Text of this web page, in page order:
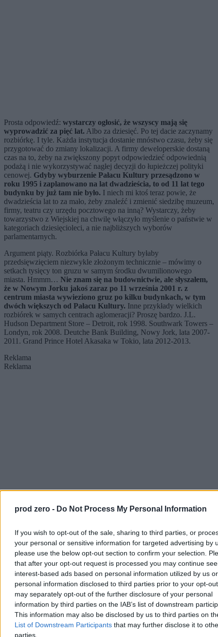
prod zero - Do Not Process My Personal Information
If you wish to opt-out of the sale, sharing to third parties, or
your personal or sensitive information for targeted advertising by
please use the below opt-out section to confirm your selection.
that after your opt-out request is processed you may continue
interest-based ads based on personal information utilized by us or
personal information disclosed to third parties prior to your opt-
may separately opt-out of the further disclosure of your personal
information by third parties on the IAB’s list of downstream
This information may also be disclosed by us to third parties on
List of Downstream Participants that may further disclose it to
parties.
Prosta odpowiedź: wystarczy ogłosić, że wszyscy mają się
wyprowadzić za pięć lat. Albo za dziesięć. Po tej dacie zaczynamy
rozbiórkę. I tyle. Każda instytucja dostanie mnóstwo czasu, żeby się
przygotować do zmiany lokalizacji. A firmy deweloperskie dostaną
czas na to, żeby na zwiększony popyt odpowiedzieć odpowiednią
podażą i nie wykorzystywać nagłej decyzji do łupieżczej polityki
cenowej. Gdyby wyburzenie Pałacu Kultury przesądzono w
roku 1995 i zaplanowano na lat dwadzieścia, to od 11 lat tego
budynku by już tam nie było. I niech mi ktoś teraz powie, że
dwadzieścia lat to za mało, żeby znaleźć i zmienić siedzibę muzeum,
firmy, teatru czy urzędu pocztowego na inną? Wystarczy, żeby
towarzystwo z Wiejskiej na chwilę włączyło myślenie o państwie w
kategoriach dziesięcioleci, a nie najbliższych wyborów
parlamentarnych.
Argument piąty. Rozbiórka Pałacu Kultury byłaby
przedsięwzięciem niezwykle złożonym technicznie – mówimy o
setkach tysięcy ton gruzu w samym środku dwumilionowego
miasta. Hmmm… Nie znam się na budownictwie, ale słyszałem,
że w Nowym Jorku jakoś zaraz po 11 września 2001 r. z
centrum miasta wywieziono gruz po kilku budynkach, w tym
dwóch większych od Pałacu Kultury. Inne przykłady wielkich
rozbiórek w samych centrach aglomeracji? Proszę bardzo. J.L.
Hudson Department Store – Detroit, rok 1998. Southwark Towers –
Londyn, rok 2008. Deutche Bank Building, Nowy Jork, lata 2007-
2011. Grand Prince Hotel Akasaka w Tokio, lata 2012-2013.
Reklama
Reklama
miliona. Teraz lekarz ma problem
perspektywie, skoro w Nowym Jorku się da, ale w Warszawie nie.
Żartem – gdyby każda osoba wychodząca z Pałacu Kultury po 1
stycznia 1990 r. zabierała ze sobą jedną cegłę, to dzisiaj w tym
miejscu byłby ładny, pusty plac budowy. Ach, te wszystkie kable i
instalacje?
No tak. Skoro to taka wielka przeszkoda, to skontaktuję was ze
Zbysiem i Mareczkiem z mojej wioski, chwilowo na państwowych
wakacjach. W okresach wolności to lokalni współpracownicy
Polskich Kolei Państwowych. Specjalizacja – nocny demontaż
miedzianych instalacji elektrycznych pod napięciem 3000V
metodami domowymi, w warunkach braku oświetlenia i
przejeżdżających pociągów. Myślę, że Pałac Kultury ogarną. Za